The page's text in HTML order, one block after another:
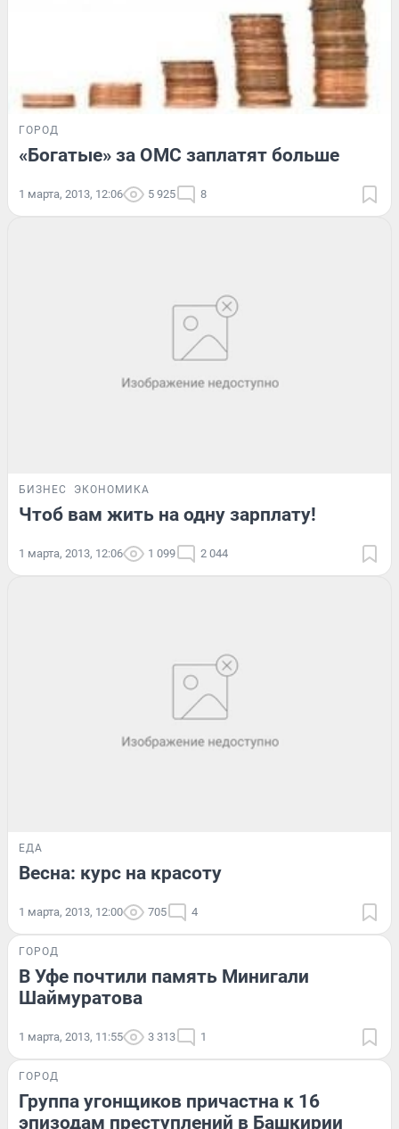
ГОРОД
«Богатые» за ОМС заплатят больше
1 марта, 2013, 12:06 5 925 8
БИЗНЕС ЭКОНОМИКА
Чтоб вам жить на одну зарплату!
1 марта, 2013, 12:06 1 099 2 044
ЕДА
Весна: курс на красоту
1 марта, 2013, 12:00 705 4
ГОРОД
В Уфе почтили память Минигали
Шаймуратова
1 марта, 2013, 11:55 3 313 1
ГОРОД
Группа угонщиков причастна к 16
эпизодам преступлений в Башкирии